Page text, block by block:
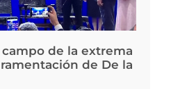
de la extrema
de De la